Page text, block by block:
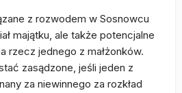
z rozwodem w Sosnowcu
majątku, ale także potencjalne
rzecz jednego z małżonków.
zasądzone, jeśli jeden z
za niewinnego za rozkład